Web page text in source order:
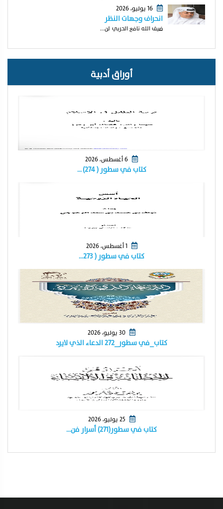
16 يوليو، 2026
انحراف وجهات النظر
ضيف الله نافع الحربي لن...
أوراق أدبية
كتاب في سطور ( ٢٧٤) …
1 أغسطس، 2026
كتاب في سطور ( ٢٧٣…
كتاب_في سطور_٢٧٢ الدعاء الذي لايرد
كتاب في سطور(٢٧١) أسرار فن…